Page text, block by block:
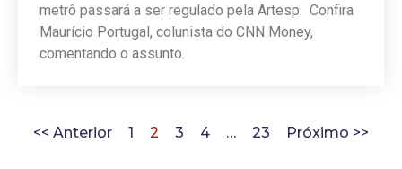
metrô passará a ser regulado pela Artesp. Confira
Maurício Portugal, colunista do CNN Money,
comentando o assunto.
<< Anterior 1 2 3 4 … 23 Próximo >>